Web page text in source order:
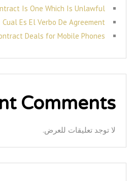
Is One Which Is Unlawful
Cual Es El Verbo De Agreement
Deals for Mobile Phones
Comments
لا توجد تعليقات للعرض.